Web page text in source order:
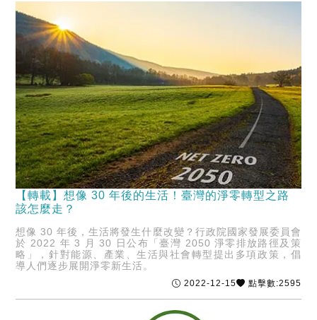
【轉載】想像 30 年後的生活！臺灣的淨零轉型之路
該怎麼走？
想像 30 年後，生活將發生什麼改變？行政院國家發展委員會
於 2022 年 3 月 30 日公布「臺灣 2050 淨零排放路徑及策
略」，針對能源、產業、生活與社會轉型提出多項政策，倡
導人們逐步展開淨零新生活。
2022-12-15 點擊數:2595